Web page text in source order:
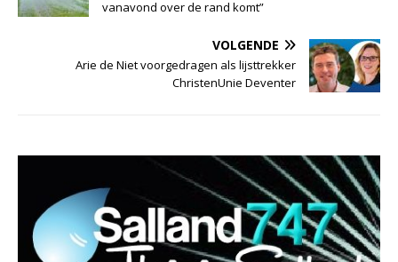
vanavond over de rand komt”
VOLGENDE
Arie de Niet voorgedragen als lijsttrekker
ChristenUnie Deventer